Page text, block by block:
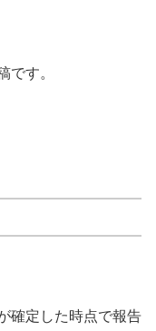
す。
確定した時点で報告